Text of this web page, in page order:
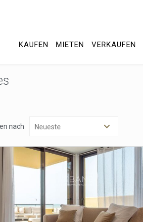
KAUFEN MIETEN VERKAUFEN
nach